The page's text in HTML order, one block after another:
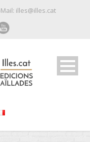
Mail: illes@illes.cat